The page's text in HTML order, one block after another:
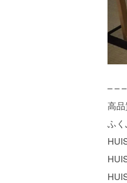
– –
高品
ふく